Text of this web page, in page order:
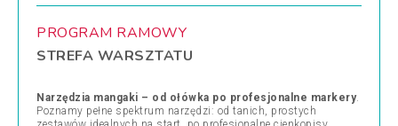
PROGRAM RAMOWY
STREFA WARSZTATU
Narzędzia mangaki – od ołówka po profesjonalne markery.
Poznamy pełne spektrum narzędzi: od tanich, prostych